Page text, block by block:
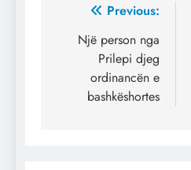
Post
navigation
Previous:
Një person nga
Prilepi djeg
ordinancën e
bashkëshortes